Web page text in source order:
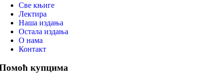
Све књиге
Лектира
Наша издања
Остала издања
О нама
Контакт
купцима